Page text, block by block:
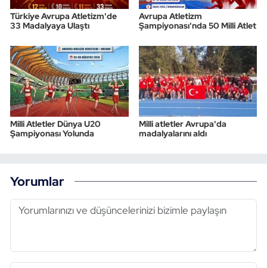
Türkiye Avrupa Atletizm'de
33 Madalyaya Ulaştı
Avrupa Atletizm
Şampiyonası'nda 50 Milli Atlet
Milli Atletler Dünya U20
Şampiyonası Yolunda
Milli atletler Avrupa'da
madalyalarını aldı
Yorumlar